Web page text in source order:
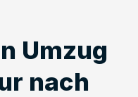
Umzug
nach